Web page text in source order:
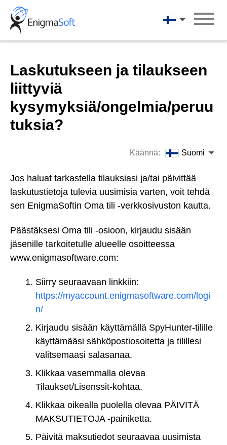
Skip
content
Suomi
Laskutukseen ja tilaukseen
liittyviä
kysymyksiä/ongelmia/peruu
tuksia?
Käännä: Suomi
Jos haluat tarkastella tilauksiasi ja/tai päivittää
laskutustietoja tulevia uusimisia varten, voit tehdä
sen EnigmaSoftin Oma tili -verkkosivuston kautta.
Päästäksesi Oma tili -osioon, kirjaudu sisään
jäsenille tarkoitetulle alueelle osoitteessa
www.enigmasoftware.com:
Siirry seuraavaan linkkiin:
https://myaccount.enigmasoftware.com/logi
n/
Kirjaudu sisään käyttämällä SpyHunter-tilille
käyttämääsi sähköpostiosoitetta ja tilillesi
valitsemaasi salasanaa.
Klikkaa vasemmalla olevaa
Tilaukset/Lisenssit-kohtaa.
Klikkaa oikealla puolella olevaa PÄIVITÄ
MAKSUTIETOJA -painiketta.
Päivitä maksutiedot seuraavaa uusimista